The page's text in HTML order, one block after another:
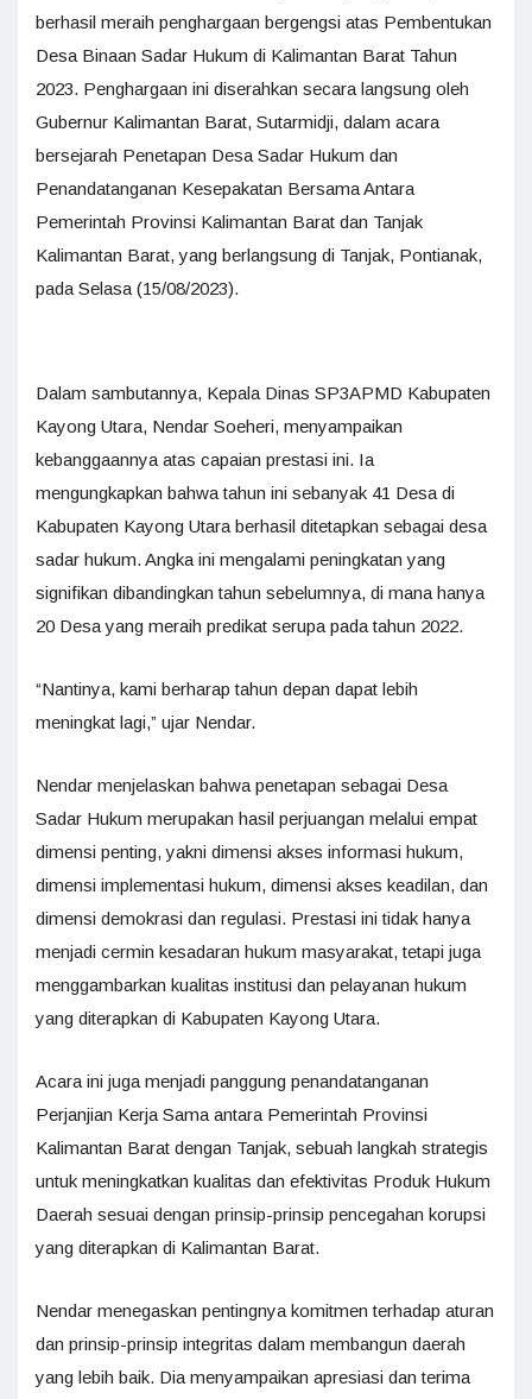
berhasil meraih penghargaan bergengsi atas Pembentukan
Desa Binaan Sadar Hukum di Kalimantan Barat Tahun
2023. Penghargaan ini diserahkan secara langsung oleh
Gubernur Kalimantan Barat, Sutarmidji, dalam acara
bersejarah Penetapan Desa Sadar Hukum dan
Penandatanganan Kesepakatan Bersama Antara
Pemerintah Provinsi Kalimantan Barat dan Tanjak
Kalimantan Barat, yang berlangsung di Tanjak, Pontianak,
pada Selasa (15/08/2023).
Dalam sambutannya, Kepala Dinas SP3APMD Kabupaten
Kayong Utara, Nendar Soeheri, menyampaikan
kebanggaannya atas capaian prestasi ini. Ia
mengungkapkan bahwa tahun ini sebanyak 41 Desa di
Kabupaten Kayong Utara berhasil ditetapkan sebagai desa
sadar hukum. Angka ini mengalami peningkatan yang
signifikan dibandingkan tahun sebelumnya, di mana hanya
20 Desa yang meraih predikat serupa pada tahun 2022.
“Nantinya, kami berharap tahun depan dapat lebih
meningkat lagi,” ujar Nendar.
Nendar menjelaskan bahwa penetapan sebagai Desa
Sadar Hukum merupakan hasil perjuangan melalui empat
dimensi penting, yakni dimensi akses informasi hukum,
dimensi implementasi hukum, dimensi akses keadilan, dan
dimensi demokrasi dan regulasi. Prestasi ini tidak hanya
menjadi cermin kesadaran hukum masyarakat, tetapi juga
menggambarkan kualitas institusi dan pelayanan hukum
yang diterapkan di Kabupaten Kayong Utara.
Acara ini juga menjadi panggung penandatanganan
Perjanjian Kerja Sama antara Pemerintah Provinsi
Kalimantan Barat dengan Tanjak, sebuah langkah strategis
untuk meningkatkan kualitas dan efektivitas Produk Hukum
Daerah sesuai dengan prinsip-prinsip pencegahan korupsi
yang diterapkan di Kalimantan Barat.
Nendar menegaskan pentingnya komitmen terhadap aturan
dan prinsip-prinsip integritas dalam membangun daerah
yang lebih baik. Dia menyampaikan apresiasi dan terima